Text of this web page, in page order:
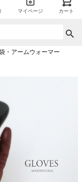
マイページ カート
・アームウォーマー